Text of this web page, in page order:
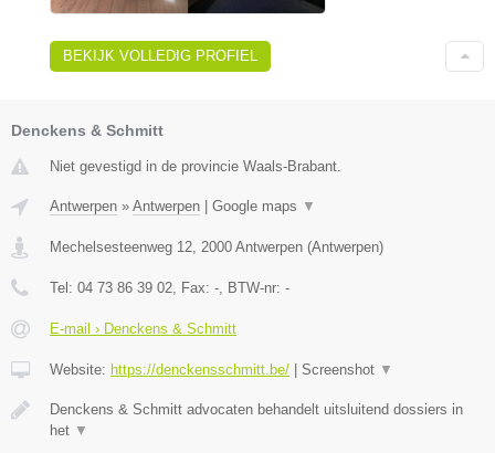
BEKIJK VOLLEDIG PROFIEL
Denckens & Schmitt
Niet gevestigd in de provincie Waals-Brabant.
Antwerpen » Antwerpen Google maps ▼
Mechelsesteenweg 12, 2000 Antwerpen (Antwerpen)
Tel: 04 73 86 39 02, Fax: -, BTW-nr: -
E-mail › Denckens & Schmitt
Website: https://denckensschmitt.be/ Screenshot ▼
Denckens & Schmitt advocaten behandelt uitsluitend dossiers in
het ▼